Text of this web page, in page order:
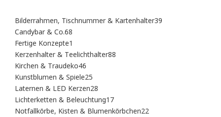
Bilderrahmen, Tischnummer & Kartenhalter39
Candybar & Co.68
Fertige Konzepte1
Produkt
Kerzenhalter & Teelichthalter88
Kirchen & Traudeko46
Produkte
Kunstblumen & Spiele25
Produkte
Laternen & LED Kerzen28
Produkte
Lichterketten & Beleuchtung1717
Produkte
Notfallkörbe, Kisten & Blumenkörbchen2222